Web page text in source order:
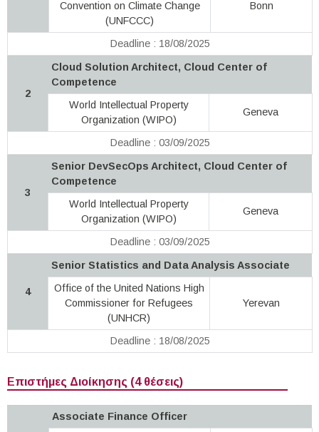
Convention on Climate Change
(UNFCCC)
Bonn
Deadline : 18/08/2025
2
Cloud Solution Architect, Cloud Center of
Competence
World Intellectual Property
Organization (WIPO)
Geneva
Deadline : 03/09/2025
3
Senior DevSecOps Architect, Cloud Center of
Competence
World Intellectual Property
Organization (WIPO)
Geneva
Deadline : 03/09/2025
4
Senior Statistics and Data Analysis Associate
Office of the United Nations High
Commissioner for Refugees
(UNHCR)
Yerevan
Deadline : 18/08/2025
Επιστήμες Διοίκησης (4 θέσεις)
Associate Finance Officer